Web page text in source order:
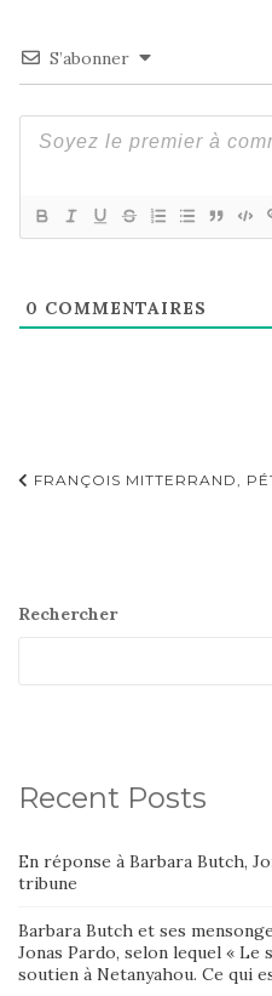
S’abonner
0 COMMENTAIRES
Navigation
FRANÇOIS MITTERRAND,
Rechercher
Recent Posts
En réponse à Barbara Butch,
tribune
Barbara Butch et ses
Jonas Pardo, selon lequel « Le
soutien à Netanyahou. Ce qui